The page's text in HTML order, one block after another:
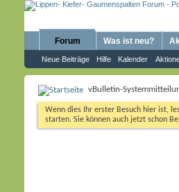
Forum
Neue Beiträge Hilfe Kalender
Was ist neu?
vBulletin-
Wenn dies Ihr erster Besuch hier ist,
starten. Sie können auch jetzt schon